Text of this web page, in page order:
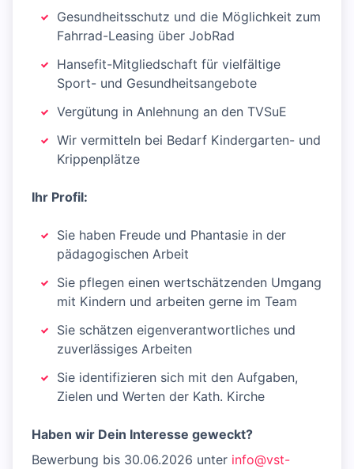
Gesundheitsschutz und die Möglichkeit zum
Fahrrad-Leasing über JobRad
Hansefit-Mitgliedschaft für vielfältige
Sport- und Gesundheitsangebote
Vergütung in Anlehnung an den TVSuE
Wir vermitteln bei Bedarf Kindergarten- und
Krippenplätze
Ihr Profil:
Sie haben Freude und Phantasie in der
pädagogischen Arbeit
Sie pflegen einen wertschätzenden Umgang
mit Kindern und arbeiten gerne im Team
Sie schätzen eigenverantwortliches und
zuverlässiges Arbeiten
Sie identifizieren sich mit den Aufgaben,
Zielen und Werten der Kath. Kirche
Haben wir Dein Interesse geweckt?
Bewerbung bis 30.06.2026 unter info@vst-